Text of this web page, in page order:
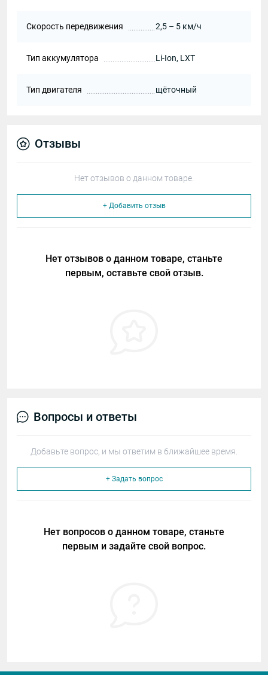
Скорость передвижения 2,5 – 5 км/ч
Тип аккумулятора Li-Ion, LXT
Тип двигателя щёточный
Отзывы
Нет отзывов о данном товаре.
+ Добавить отзыв
Нет отзывов о данном товаре, станьте
первым, оставьте свой отзыв.
Вопросы и ответы
Добавьте вопрос, и мы ответим в ближайшее время.
+ Задать вопрос
Нет вопросов о данном товаре, станьте
первым и задайте свой вопрос.